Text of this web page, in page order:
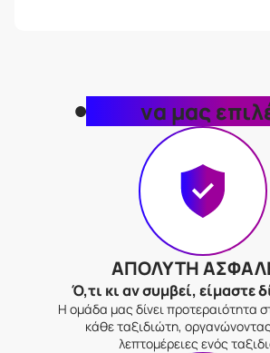
Γιατί να μας
ΑΠΟΛΥΤΗ
Ό,τι κι αν συμβεί, είμαστε
Η ομάδα μας δίνει προτεραιότητα
κάθε ταξιδιώτη,
λεπτομέρειες ενός